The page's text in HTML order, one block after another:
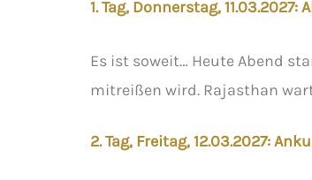
1. Tag, Donnerstag,
Es ist soweit… Heute Abend
mitreißen wird. Rajasthan
2. Tag, Freitag, 12.03.2027: